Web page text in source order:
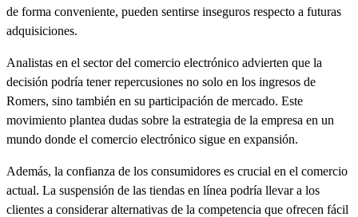
de forma conveniente, pueden sentirse inseguros respecto a futuras
adquisiciones.
Analistas en el sector del comercio electrónico advierten que la
decisión podría tener repercusiones no solo en los ingresos de
Romers, sino también en su participación de mercado. Este
movimiento plantea dudas sobre la estrategia de la empresa en un
mundo donde el comercio electrónico sigue en expansión.
Además, la confianza de los consumidores es crucial en el comercio
actual. La suspensión de las tiendas en línea podría llevar a los
clientes a considerar alternativas de la competencia que ofrecen fácil